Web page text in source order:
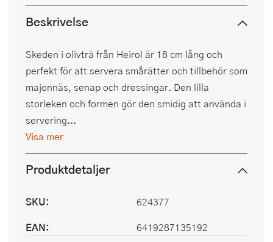
Beskrivelse
Skeden i olivträ från Heirol är 18 cm lång och
perfekt för att servera smårätter och tillbehör som
majonnäs, senap och dressingar. Den lilla
storleken och formen gör den smidig att använda i
servering...
Visa mer
Produktdetaljer
SKU:
624377
EAN:
6419287135192